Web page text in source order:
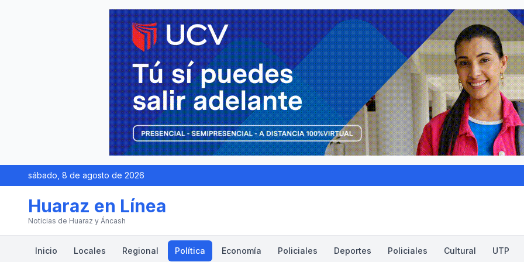
sábado, 8 de agosto de 2026
Huaraz en Línea
Noticias de Huaraz y Áncash
Inicio Locales Regional Política Economía Policiales Deportes Policiales Cultural UTP